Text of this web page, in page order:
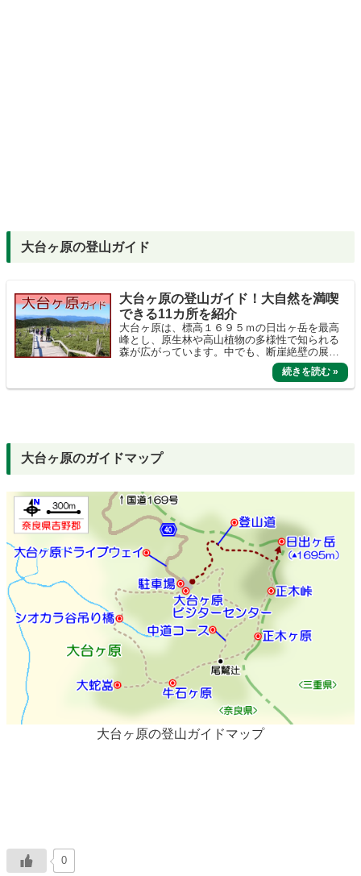
大台ヶ原の登山ガイド
大台ヶ原の登山ガイド！大自然を満喫
できる11カ所を紹介
大台ヶ原は、標高１６９５ｍの日出ヶ岳を最高
峰とし、原生林や高山植物の多様性で知られる
森が広がっています。中でも、断崖絶壁の展望
台「大蛇嵓」は大台ヶ原の名物スポットになっ
大台ヶ原のガイドマップ
大台ヶ原の登山ガイドマップ
0